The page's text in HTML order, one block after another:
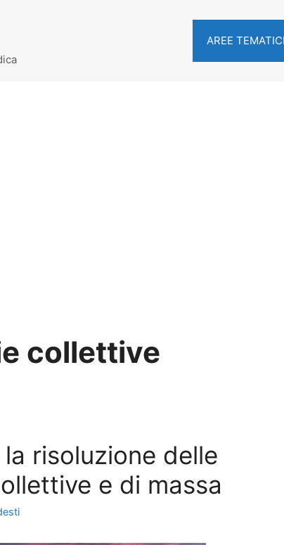
AREE
collettive
la risoluzione delle
e di massa